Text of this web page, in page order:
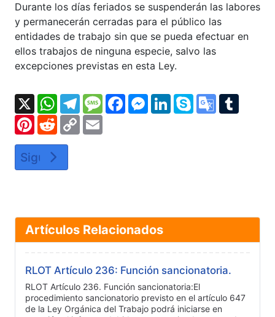
Durante los días feriados se suspenderán las labores
y permanecerán cerradas para el público las
entidades de trabajo sin que se pueda efectuar en
ellos trabajos de ninguna especie, salvo las
excepciones previstas en esta Ley.
X WhatsApp
TelegramMessageFacebook
Messenger
LinkedInSkypeGoogle
PinterestRedditCopy
Artículo siguiente: LOTTT Artículo 185:
Siguiente
Artículos Relacionados
RLOT Artículo 236: Función sancionatoria.
RLOT Artículo 236. Función sancionatoria:El
procedimiento sancionatorio previsto en el artículo 647
de la Ley Orgánica del Trabajo podrá iniciarse en